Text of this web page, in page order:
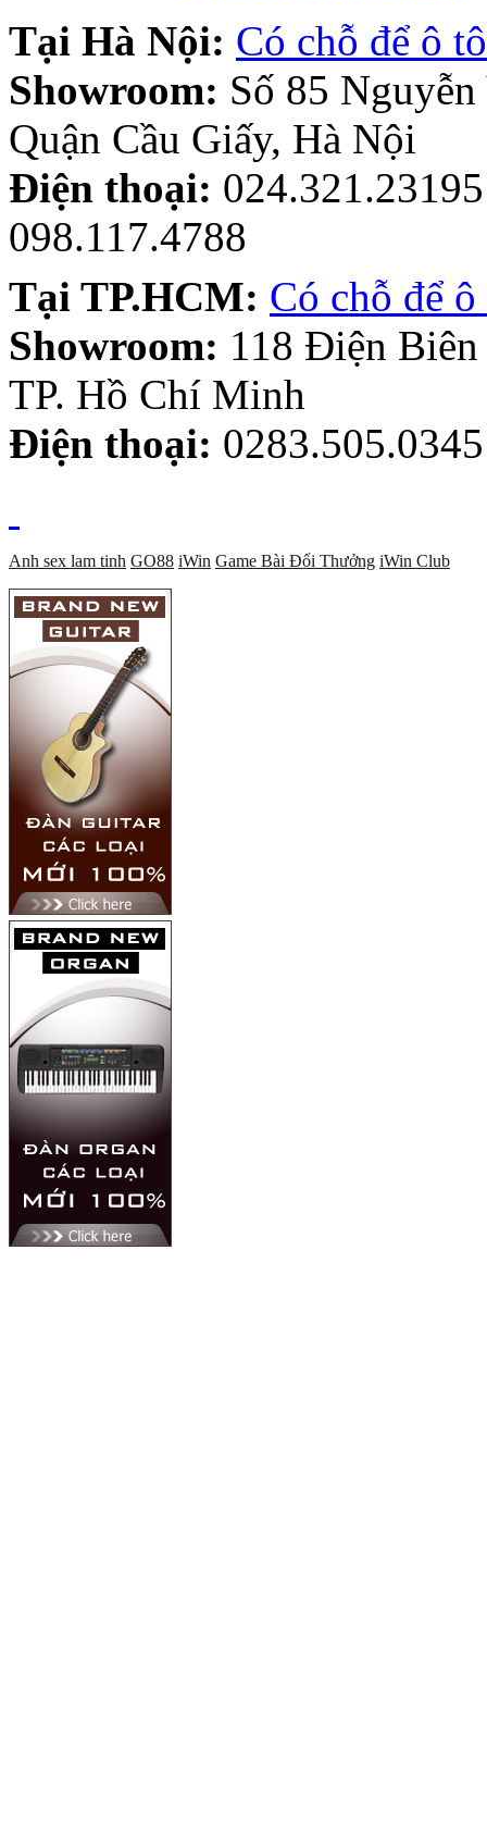
Tại Hà Nội: Có chỗ để ô tô
Showroom: Số 85
Quận Cầu Giấy, Hà Nội
Điện thoại:
098.117.4788
Tại TP.HCM: Có chỗ để
Showroom: 118 Điện
TP. Hồ Chí Minh
Điện thoại:
Anh sex lam tinh GO88 iWin Game Bài Đổi Thưởng iWin Club